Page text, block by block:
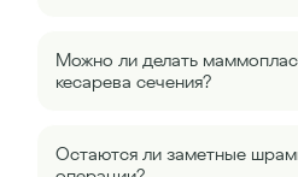
Можно ли делать
кесарева сечения?
Остаются ли заметные